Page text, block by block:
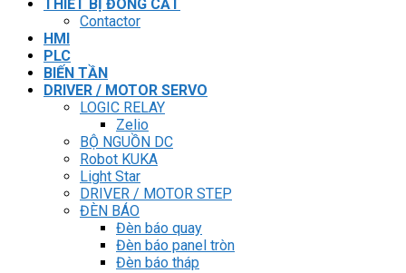
THIẾT BỊ ĐÓNG CẮT
Contactor
HMI
PLC
BIẾN TẦN
DRIVER / MOTOR SERVO
LOGIC RELAY
Zelio
BỘ NGUỒN DC
Robot KUKA
Light Star
DRIVER / MOTOR STEP
ĐÈN BÁO
Đèn báo quay
Đèn báo panel tròn
Đèn báo tháp